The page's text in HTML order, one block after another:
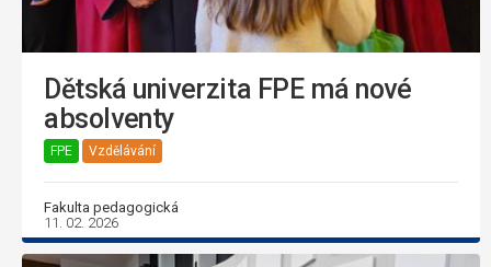
Dětská univerzita FPE má nové
absolventy
FPE Vzdělávání
Fakulta pedagogická
11. 02. 2026